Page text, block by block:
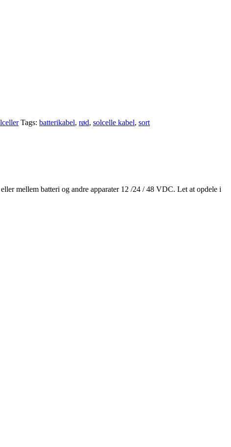
Tags: batterikabel, rød, solcelle kabel, sort
mellem batteri og andre apparater 12 /24 / 48 VDC. Let at opdele i